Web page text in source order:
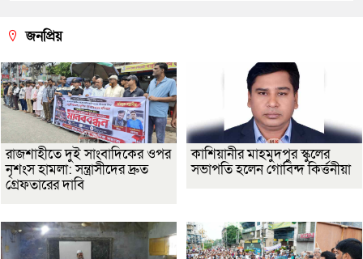
জনপ্রিয়
রাজশাহীতে দুই সাংবাদিকের ওপর
নৃশংস হামলা: সন্ত্রাসীদের দ্রুত
গ্রেফতারের দাবি
কাশিয়ানীর মাহমুদপুর স্কুলের
সভাপতি হলেন গোবিন্দ কির্ত্তনীয়া